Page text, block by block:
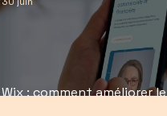
Wix : comment améliorer le